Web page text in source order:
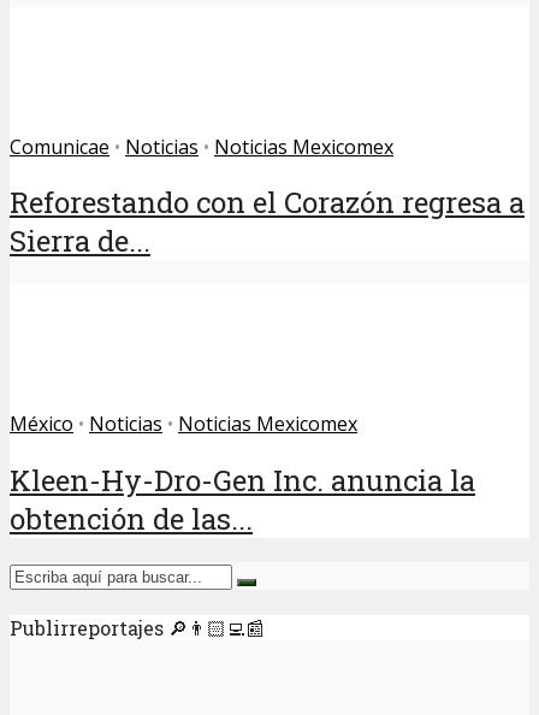
Comunicae • Noticias • Noticias Mexicomex
Reforestando con el Corazón regresa a
Sierra de...
México • Noticias • Noticias Mexicomex
Kleen-Hy-Dro-Gen Inc. anuncia la
obtención de las...
Publirreportajes 🔎👨🏻‍💻📰